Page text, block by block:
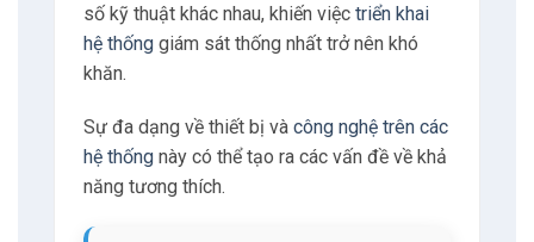
5.4 Phone
Tư vấn
số kỹ thuật khác nhau, khiến việc triển khai
hệ thốnggiám sát thống nhất trở nên khó
khăn.
Sự đa dạng về thiết bị và công nghệ trên các
hệ thốngnày có thể tạo ra các vấn đề về khả
năng tương thích.